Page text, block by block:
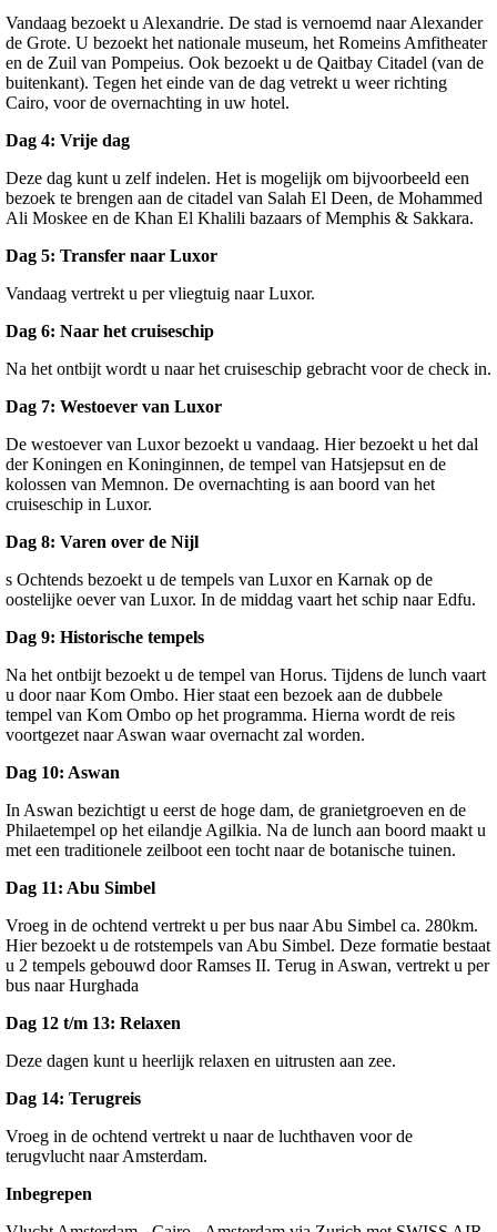
Vandaag bezoekt u Alexandrie. De stad is vernoemd naar Alexander
de Grote. U bezoekt het nationale museum, het Romeins Amfitheater
en de Zuil van Pompeius. Ook bezoekt u de Qaitbay Citadel (van de
buitenkant). Tegen het einde van de dag vetrekt u weer richting
Cairo, voor de overnachting in uw hotel.
Dag 4: Vrije dag
Deze dag kunt u zelf indelen. Het is mogelijk om bijvoorbeeld een
bezoek te brengen aan de citadel van Salah El Deen, de Mohammed
Ali Moskee en de Khan El Khalili bazaars of Memphis & Sakkara.
Dag 5: Transfer naar Luxor
Vandaag vertrekt u per vliegtuig naar Luxor.
Dag 6: Naar het cruiseschip
Na het ontbijt wordt u naar het cruiseschip gebracht voor de check in.
Dag 7: Westoever van Luxor
De westoever van Luxor bezoekt u vandaag. Hier bezoekt u het dal
der Koningen en Koninginnen, de tempel van Hatsjepsut en de
kolossen van Memnon. De overnachting is aan boord van het
cruiseschip in Luxor.
Dag 8: Varen over de Nijl
s Ochtends bezoekt u de tempels van Luxor en Karnak op de
oostelijke oever van Luxor. In de middag vaart het schip naar Edfu.
Dag 9: Historische tempels
Na het ontbijt bezoekt u de tempel van Horus. Tijdens de lunch vaart
u door naar Kom Ombo. Hier staat een bezoek aan de dubbele
tempel van Kom Ombo op het programma. Hierna wordt de reis
voortgezet naar Aswan waar overnacht zal worden.
Dag 10: Aswan
In Aswan bezichtigt u eerst de hoge dam, de granietgroeven en de
Philaetempel op het eilandje Agilkia. Na de lunch aan boord maakt u
met een traditionele zeilboot een tocht naar de botanische tuinen.
Dag 11: Abu Simbel
Vroeg in de ochtend vertrekt u per bus naar Abu Simbel ca. 280km.
Hier bezoekt u de rotstempels van Abu Simbel. Deze formatie bestaat
u 2 tempels gebouwd door Ramses II. Terug in Aswan, vertrekt u per
bus naar Hurghada
Dag 12 t/m 13: Relaxen
Deze dagen kunt u heerlijk relaxen en uitrusten aan zee.
Dag 14: Terugreis
Vroeg in de ochtend vertrekt u naar de luchthaven voor de
terugvlucht naar Amsterdam.
Inbegrepen